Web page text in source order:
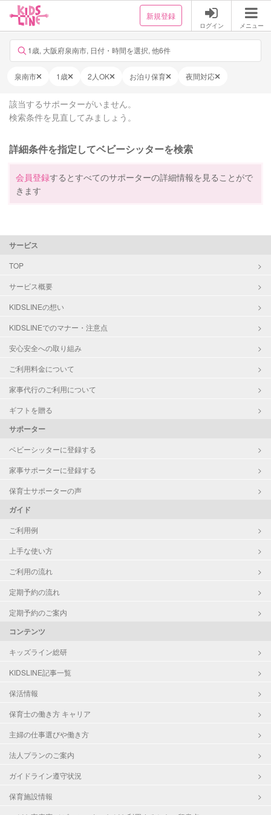
新規登録
ログイン メニュー
1歳, 大阪府泉南市, 日付・時間を選択, 他6件
泉南市 1歳 2人OK お泊り保育 夜間対応
該当するサポーターがいません。
検索条件を見直してみましょう。
詳細条件を指定してベビーシッターを検索
会員登録するとすべてのサポーターの詳細情報を見ることがで
きます
サービス
TOP
サービス概要
KIDSLINEの想い
KIDSLINEでのマナー・注意点
安心安全への取り組み
ご利用料金について
家事代行のご利用について
ギフトを贈る
サポーター
ベビーシッターに登録する
家事サポーターに登録する
保育士サポーターの声
ガイド
ご利用例
上手な使い方
ご利用の流れ
定期予約の流れ
定期予約のご案内
コンテンツ
キッズライン総研
KIDSLINE記事一覧
保活情報
保育士の働き方 キャリア
主婦の仕事選びや働き方
法人プランのご案内
ガイドライン遵守状況
保育施設情報